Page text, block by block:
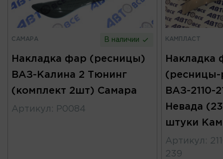
САМАРА В наличии
Накладка фар (ресницы)
ВАЗ-Калина 2 Тюнинг
(комплект 2шт) Самара
Артикул : Р0084
КАМПЛАСТ
Накладка
(ресницы-
ВАЗ-2110-
Невада
штуки
Артикул :
239